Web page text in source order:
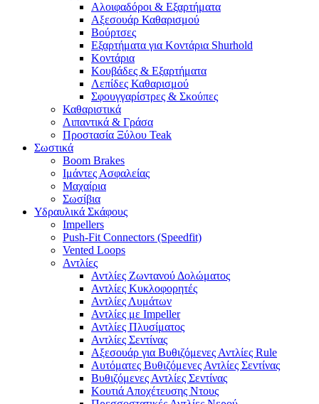
Αλοιφαδόροι & Εξαρτήματα
Αξεσουάρ Καθαρισμού
Βούρτσες
Εξαρτήματα για Κοντάρια Shurhold
Κοντάρια
Κουβάδες & Εξαρτήματα
Λεπίδες Καθαρισμού
Σφουγγαρίστρες & Σκούπες
Καθαριστικά
Λιπαντικά & Γράσα
Προστασία Ξύλου Teak
Σωστικά
Boom Brakes
Ιμάντες Ασφαλείας
Μαχαίρια
Σωσίβια
Υδραυλικά Σκάφους
Impellers
Push-Fit Connectors (Speedfit)
Vented Loops
Αντλίες
Αντλίες Ζωντανού Δολώματος
Αντλίες Κυκλοφορητές
Αντλίες Λυμάτων
Αντλίες με Impeller
Αντλίες Πλυσίματος
Αντλίες Σεντίνας
Αξεσουάρ για Βυθιζόμενες Αντλίες Rule
Αυτόματες Βυθιζόμενες Αντλίες Σεντίνας
Βυθιζόμενες Αντλίες Σεντίνας
Κουτιά Αποχέτευσης Ντους